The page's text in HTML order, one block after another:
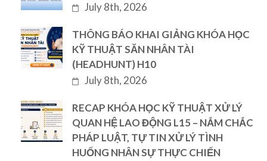
July 8th, 2026
THÔNG BÁO KHAI GIẢNG KHÓA HỌC
KỸ THUẬT SĂN NHÂN TÀI
(HEADHUNT) H10
July 8th, 2026
RECAP KHÓA HỌC KỸ THUẬT XỬ LÝ
QUAN HỆ LAO ĐỘNG L15 – NẮM CHẮC
PHÁP LUẬT, TỰ TIN XỬ LÝ TÌNH
HUỐNG NHÂN SỰ THỰC CHIẾN